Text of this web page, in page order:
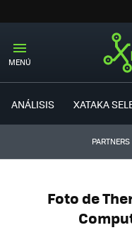
MENÚ
ANÁLISIS XATAKA
PARTNERS
Foto de